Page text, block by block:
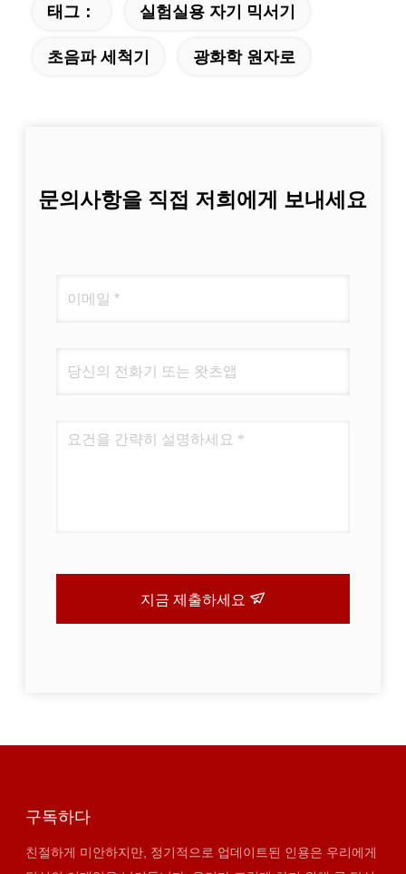
태그： 실험실용 자기 믹서기
초음파 세척기 광화학 원자로
문의사항을 직접 저희에게 보내세요
지금 제출하세요
구독하다
친절하게 미안하지만, 정기적으로 업데이트된 인용은 우리에게